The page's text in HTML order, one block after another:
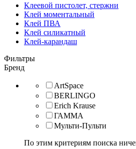
Клеевой пистолет, стержни
Клей моментальный
Клей ПВА
Клей силикатный
Клей-карандаш
Фильтры
Бренд
ArtSpace
BERLINGO
Erich Krause
ГАММА
Мульти-Пульти
По этим критериям поиска